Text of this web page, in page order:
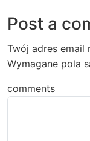
Post a
Twój adres email
Wymagane pola
comments